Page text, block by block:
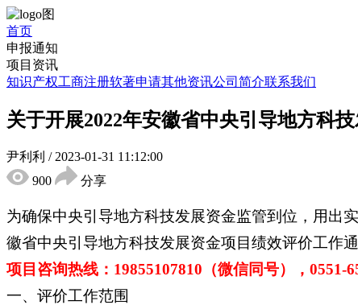
首页
申报通知
项目资讯
知识产权工商注册软著申请其他资讯公司简介联系我们
关于开展2022年安徽省中央引导地方科
尹利利 / 2023-01-31 11:12:00
900
分享
为确保中央引导地方科技发展资金监管到位，用出
徽省中央引导地方科技发展资金项目绩效评价工作通
项目咨询热线：19855107810（微信同号），0551-
一、评价工作范围